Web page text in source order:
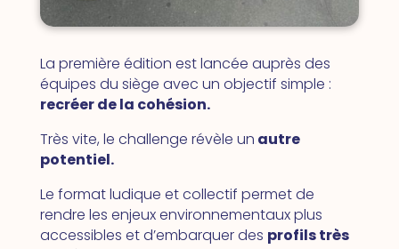
La première édition est lancée auprès des
équipes du siège avec un objectif simple :
recréer de la cohésion.
Très vite, le challenge révèle un autre
potentiel.
Le format ludique et collectif permet de
rendre les enjeux environnementaux plus
accessibles et d’embarquer des profils très